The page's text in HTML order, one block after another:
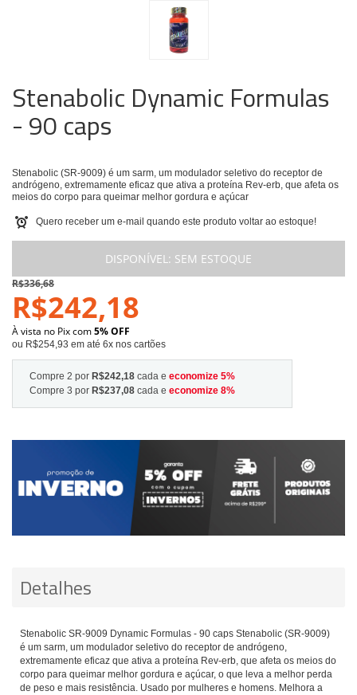
Stenabolic Dynamic Formulas
- 90 caps
Stenabolic (SR-9009) é um sarm, um modulador seletivo do receptor de
andrógeno, extremamente eficaz que ativa a proteína Rev-erb, que afeta os
meios do corpo para queimar melhor gordura e açúcar
Quero receber um e-mail quando este produto voltar ao estoque!
DISPONÍVEL: SEM ESTOQUE
R$336,68
R$242,18
À vista no Pix com5% OFF
ou R$254,93 em até 6x nos cartões
Compre 2 por R$242,18 cada e economize 5%
Compre 3 por R$237,08 cada e economize 8%
Detalhes
Stenabolic SR-9009 Dynamic Formulas - 90 caps Stenabolic (SR-9009)
é um sarm, um modulador seletivo do receptor de andrógeno,
extremamente eficaz que ativa a proteína Rev-erb, que afeta os meios do
corpo para queimar melhor gordura e açúcar, o que leva a melhor perda
de peso e mais resistência. Usado por mulheres e homens. Melhora a